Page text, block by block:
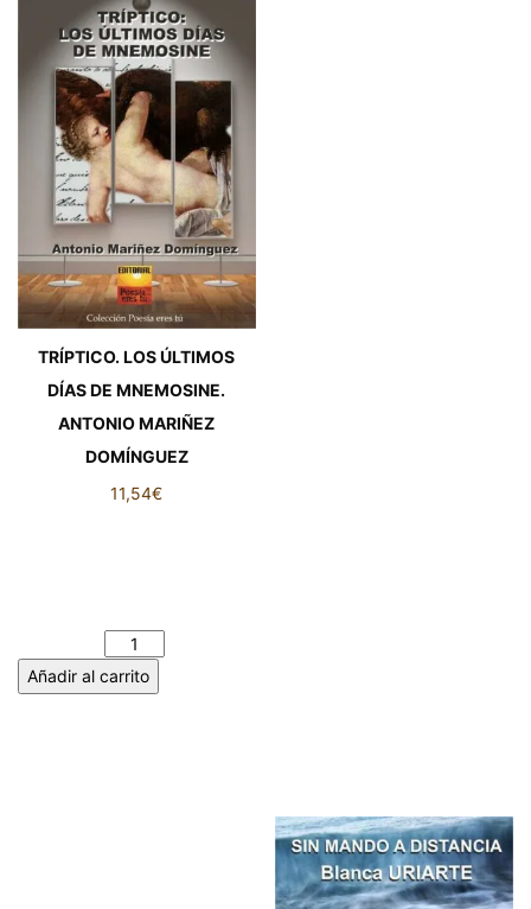
TRÍPTICO. LOS ÚLTIMOS
DÍAS DE MNEMOSINE.
ANTONIO MARIÑEZ
DOMÍNGUEZ
11,54€
Añadir al carrito